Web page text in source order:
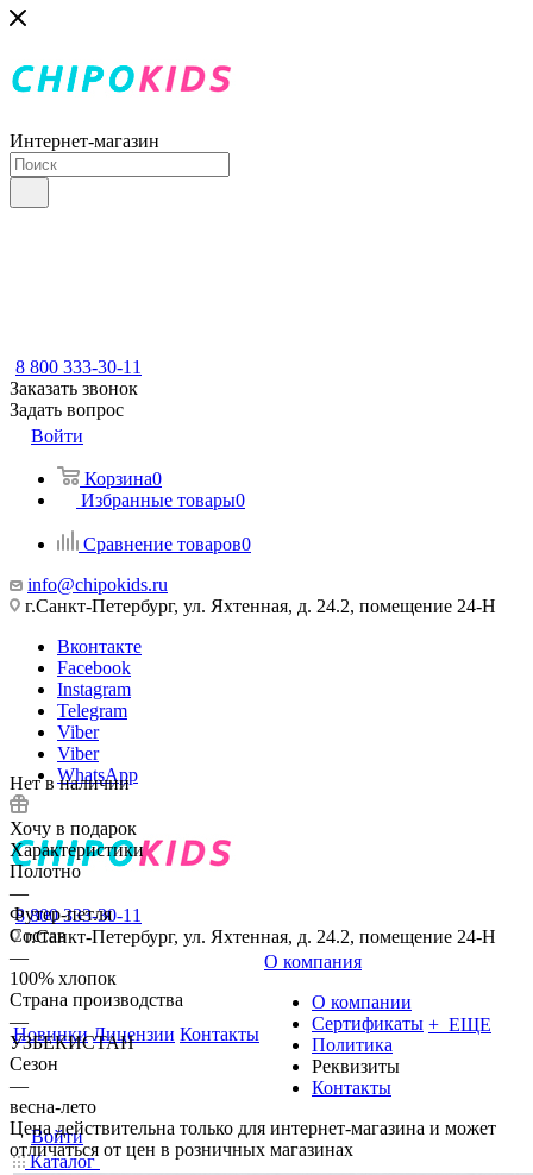
Интернет-магазин
8 800 333-30-11
Заказать звонок
Задать вопрос
Войти
Корзина0
Избранные товары0
Сравнение товаров0
info@chipokids.ru
г.Санкт-Петербург, ул. Яхтенная, д. 24.2, помещение 24-Н
Вконтакте
Facebook
Instagram
Telegram
Viber
Viber
WhatsApp
8 800 333-30-11
г.Санкт-Петербург, ул. Яхтенная, д. 24.2, помещение 24-Н
Новинки Лицензии Контакты
О компания
О компании
Сертификаты
Политика
Реквизиты
Контакты
+ ЕЩЕ
Войти
Каталог
Нет в наличии
Хочу в подарок
Характеристики
Полотно
—
Футер-петля
Состав
—
100% хлопок
Страна производства
—
УЗБЕКИСТАН
Сезон
—
весна-лето
Цена действительна только для интернет-магазина и может
отличаться от цен в розничных магазинах